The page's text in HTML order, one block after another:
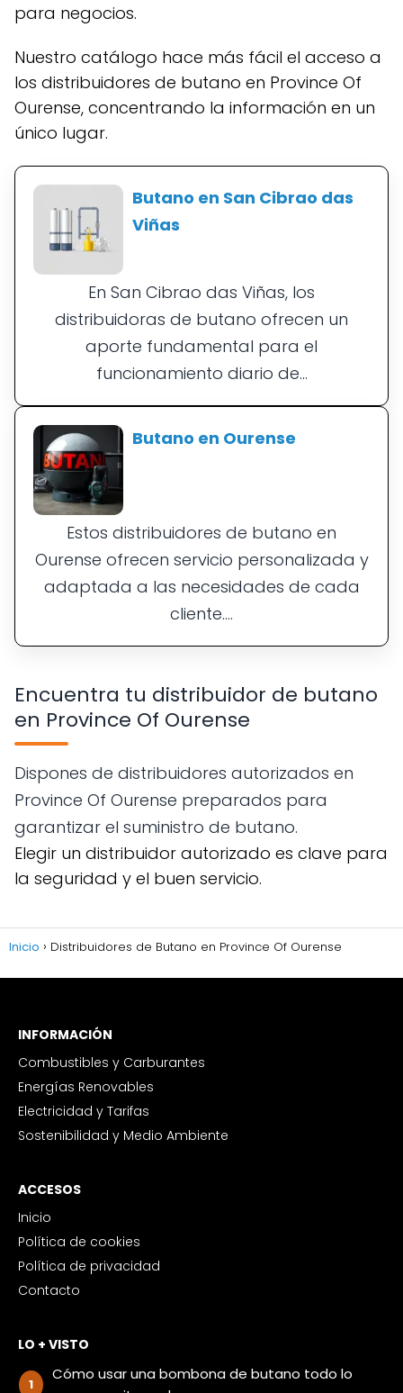
para negocios.
Nuestro catálogo hace más fácil el acceso a
los distribuidores de butano en Province Of
Ourense, concentrando la información en un
único lugar.
Butano en San Cibrao das
Viñas
En San Cibrao das Viñas, los
distribuidoras de butano ofrecen un
aporte fundamental para el
funcionamiento diario de...
Butano en Ourense
Estos distribuidores de butano en
Ourense ofrecen servicio personalizada y
adaptada a las necesidades de cada
cliente....
Encuentra tu distribuidor de butano
en Province Of Ourense
Dispones de distribuidores autorizados en
Province Of Ourense preparados para
garantizar el suministro de butano.
Elegir un distribuidor autorizado es clave para
la seguridad y el buen servicio.
Inicio Distribuidores de Butano en Province Of Ourense
INFORMACIÓN
Combustibles y Carburantes
Energías Renovables
Electricidad y Tarifas
Sostenibilidad y Medio Ambiente
ACCESOS
Inicio
Política de cookies
Política de privacidad
Contacto
LO + VISTO
Cómo usar una bombona de butano todo lo